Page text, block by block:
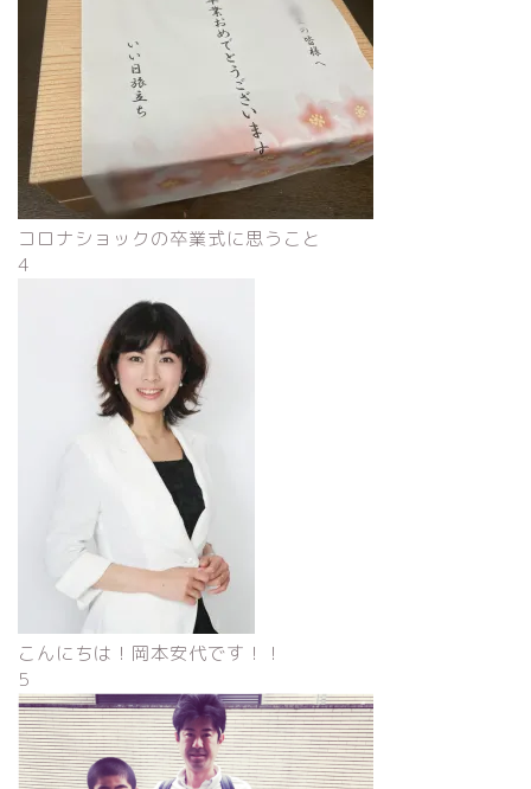
コロナショックの卒業式に思うこと
4
こんにちは！岡本安代です！！
5